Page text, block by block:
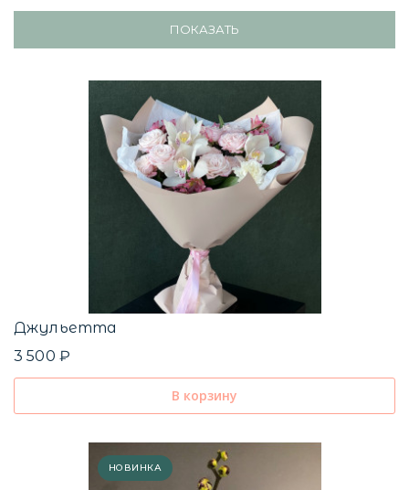
ПОКАЗАТЬ
Джульетта
3 500 ₽
В корзину
НОВИНКА